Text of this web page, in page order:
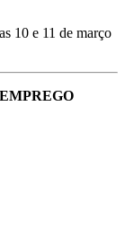
10 e 11 de março